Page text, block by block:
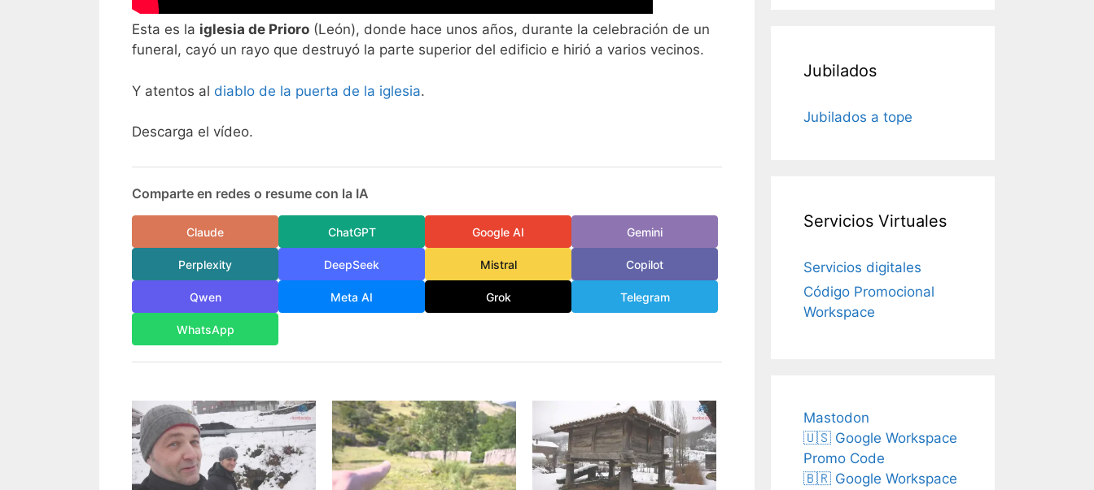
Esta es la iglesia de Prioro (León), donde hace unos años, durante la celebración de un
funeral, cayó un rayo que destruyó la parte superior del edificio e hirió a varios vecinos.
Y atentos al diablo de la puerta de la iglesia.
Descarga el vídeo.
Comparte en redes o resume con la IA
Claude ChatGPT Google AI Gemini
Perplexity DeepSeek Mistral Copilot
Qwen Meta AI Grok Telegram
WhatsApp
Jubilados
Jubilados a tope
Servicios Virtuales
Servicios digitales
Código Promocional
Workspace
Mastodon
🇺🇸 Google Workspace
Promo Code
🇧🇷 Google Workspace